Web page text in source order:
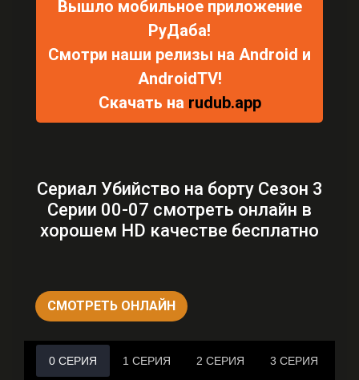
Вышло мобильное приложение
РуДаба!
Смотри наши релизы на Android и
AndroidTV!
Скачать на rudub.app
Сериал Убийство на борту Сезон 3
Серии 00-07 смотреть онлайн в
хорошем HD качестве бесплатно
СМОТРЕТЬ ОНЛАЙН